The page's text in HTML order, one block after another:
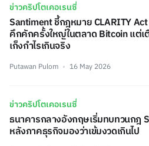
ข่าวคริปโตเคอเรนซี่
Santiment ชี้กฎหมาย CLARITY
คึกคักครั้งใหญ่ในตลาด Bitcoin แต่เ
เก็งกำไรเกินจริง
Putawan Pulom 16 May 2026
ข่าวคริปโตเคอเรนซี่
ธนาคารกลางอังกฤษเริ่มทบทวนกฎ
หลังภาคธุรกิจมองว่าเข้มงวดเกินไป